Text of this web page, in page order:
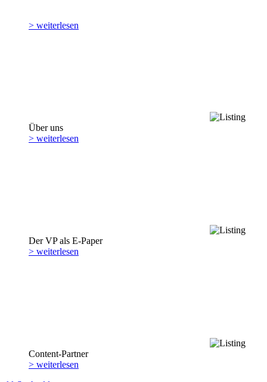
> weiterlesen
Über uns
> weiterlesen
Der VP als E-Paper
> weiterlesen
Content-Partner
> weiterlesen